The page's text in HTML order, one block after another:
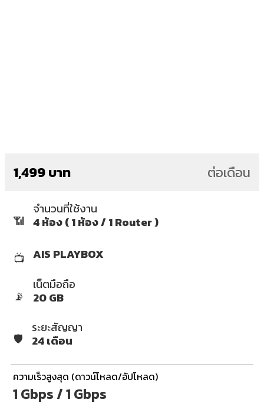
1,499 บาท ต่อเดือน
📶
จำนวนที่ใช้งาน
4 ห้อง ( 1 ห้อง / 1 Router )
📺 AIS PLAYBOX
📡
เน็ตมือถือ
20 GB
🛡️
ระยะสัญญา
24 เดือน
ความเร็วสูงสุด (ดาวน์โหลด/อัปโหลด)
1 Gbps / 1 Gbps